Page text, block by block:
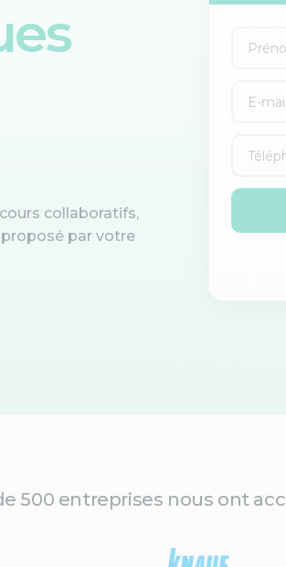
collaboratifs,
par votre
500 entreprises nous ont